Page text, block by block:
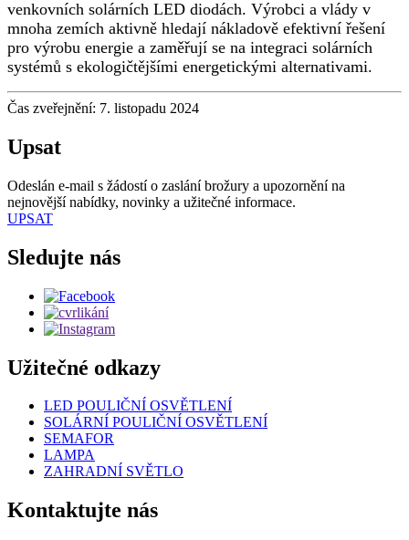
venkovních solárních LED diodách. Výrobci a vlády v
mnoha zemích aktivně hledají nákladově efektivní řešení
pro výrobu energie a zaměřují se na integraci solárních
systémů s ekologičtějšími energetickými alternativami.
Čas zveřejnění: 7. listopadu 2024
Upsat
Odeslán e-mail s žádostí o zaslání brožury a upozornění na
nejnovější nabídky, novinky a užitečné informace.
UPSAT
Sledujte nás
Užitečné odkazy
LED POULIČNÍ OSVĚTLENÍ
SOLÁRNÍ POULIČNÍ OSVĚTLENÍ
SEMAFOR
LAMPA
ZAHRADNÍ SVĚTLO
Kontaktujte nás